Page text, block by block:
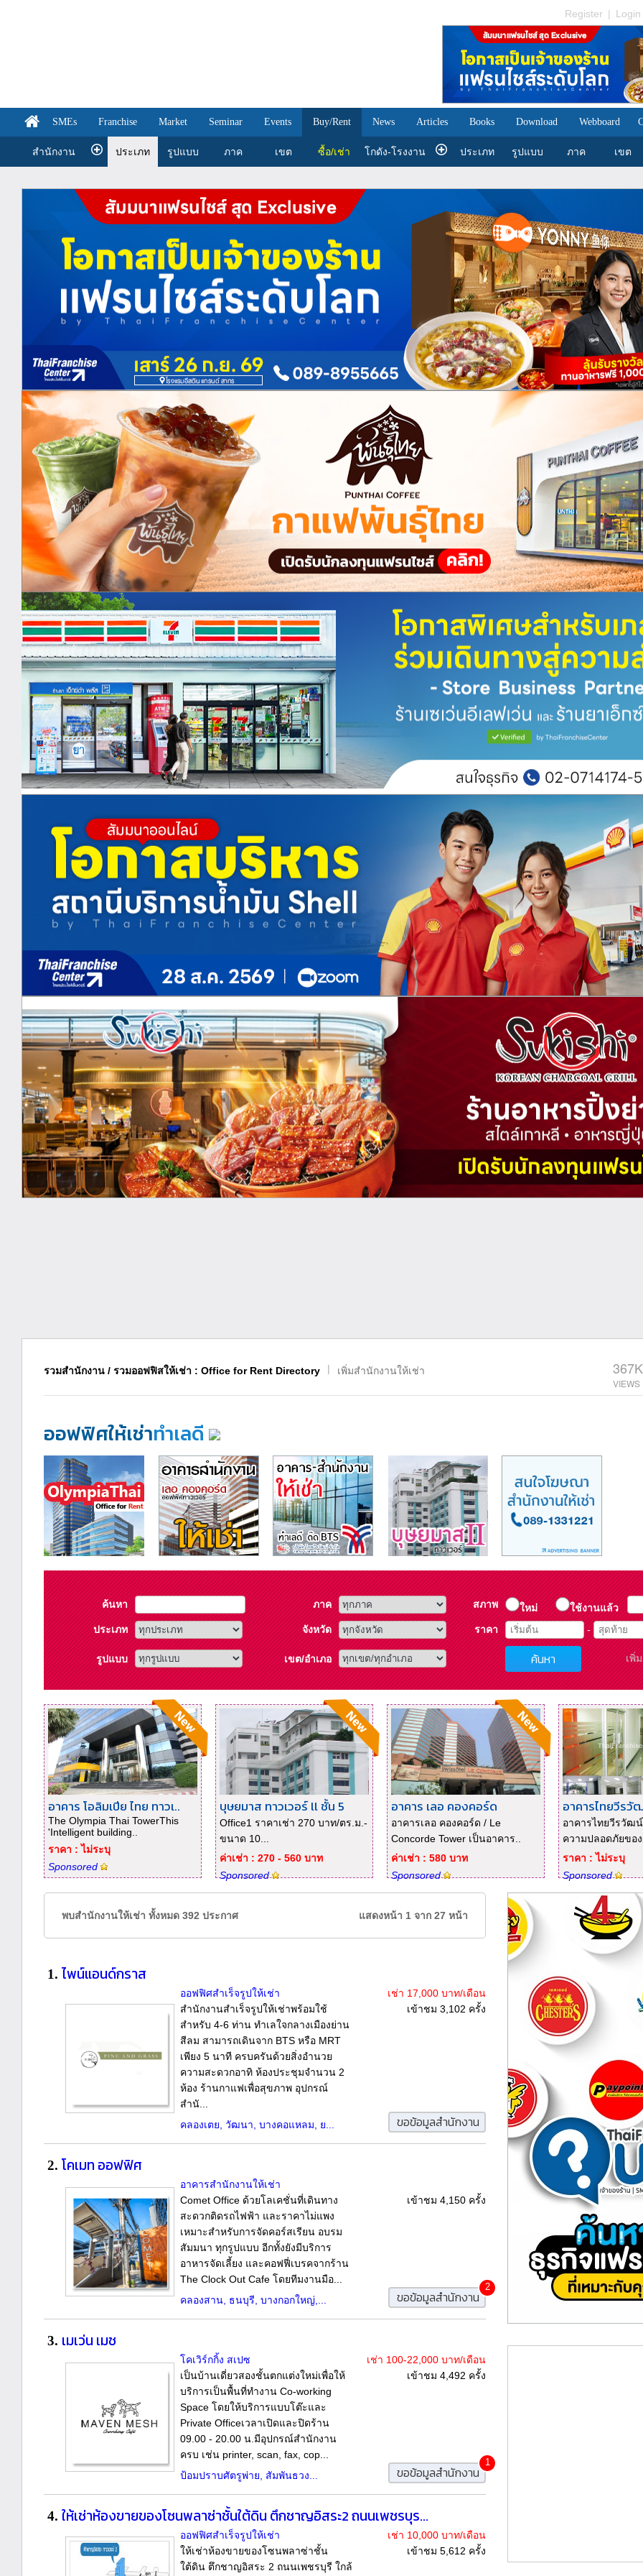
Register | Login
SMEs Franchise Market Seminar Events Buy/Rent News Articles Books Download Webboard
สำนักงาน ประเภท รูปแบบ ภาค เขต ซื้อ/เช่า โกดัง-โรงงาน ประเภท รูปแบบ ภาค เขต
รวมสำนักงาน / รวมออฟฟิสให้เช่า : Office for Rent Directory | เพิ่มสำนักงานให้เช่า 367K
ออฟฟิศให้เช่าทำเลดี
ค้นหา ภาค สภาพ ใหม่
ใช้งานแล้ว
ประเภท
จังหวัด ราคา -
รูปแบบ เขต/อำเภอ ค้นหา เพิ่
อาคาร โอลิมเปีย ไทย ทาวเ..
The Olympia Thai TowerThis
'Intelligent building..
ราคา : ไม่ระบุ
Sponsored
บุษยมาส ทาวเวอร์ ll ชั้น 5
Office1 ราคาเช่า 270 บาท/ตร.ม.-
ขนาด 10...
ค่าเช่า : 270 - 560 บาท
Sponsored
อาคาร เลอ คองคอร์ด
อาคารเลอ คองคอร์ด / Le
Concorde Tower เป็นอาคาร..
ค่าเช่า : 580 บาท
Sponsored
อาคารไทยวีรวั
อาคารไทยวีรวัฒ
ความปลอดภัยขอ
ราคา : ไม่ระบุ
Sponsored
พบสำนักงานให้เช่า ทั้งหมด 392 ประกาศ แสดงหน้า 1 จาก 27 หน้า
1. ไพน์แอนด์กราส
ออฟฟิศสำเร็จรูปให้เช่า
เช่า 17,000 บาท/เดือน
สำนักงานสำเร็จรูปให้เช่าพร้อมใช้
สำหรับ 4-6 ท่าน ทำเลใจกลางเมืองย่าน
สีลม สามารถเดินจาก BTS หรือ MRT
เพียง 5 นาที ครบครันด้วยสิ่งอำนวย
ความสะดวกอาทิ ห้องประชุมจำนวน 2
ห้อง ร้านกาแฟเพื่อสุขภาพ อุปกรณ์
สำนั...
เข้าชม 3,102 ครั้ง
คลองเตย, วัฒนา, บางคอแหลม, ย... ขอข้อมูลสำนักงาน
2. โคเมท ออฟฟิศ
อาคารสำนักงานให้เช่า
Comet Office ด้วยโลเคชั่นที่เดินทาง
สะดวกติดรถไฟฟ้า และราคาไม่แพง
เหมาะสำหรับการจัดคอร์สเรียน อบรม
สัมมนา ทุกรูปแบบ อีกทั้งยังมีบริการ
อาหารจัดเลี้ยง และคอฟฟี่เบรคจากร้าน
The Clock Out Cafe โดยทีมงานมือ...
เข้าชม 4,150 ครั้ง
คลองสาน, ธนบุรี, บางกอกใหญ่,...
2
ขอข้อมูลสำนักงาน
3. เมเว่น เมช
โคเวิร์กกิ้ง สเปซ
เช่า 100-22,000 บาท/เดือน
เป็นบ้านเดี่ยวสองชั้นตกแต่งใหม่เพื่อให้
บริการเป็นพื้นที่ทำงาน Co-working
Space โดยให้บริการแบบโต๊ะและ
Private Officeเวลาเปิดและปิดร้าน
09.00 - 20.00 น.มีอุปกรณ์สำนักงาน
ครบ เช่น printer, scan, fax, cop...
เข้าชม 4,492 ครั้ง
ป้อมปราบศัตรูพ่าย, สัมพันธวง...
1
ขอข้อมูลสำนักงาน
4. ให้เช่าห้องขายของโซนพลาซ่าชั้นใต้ดิน ตึกชาญอิสระ2 ถนนเพชรบุร...
ออฟฟิศสำเร็จรูปให้เช่า
เช่า 10,000 บาท/เดือน
ให้เช่าห้องขายของโซนพลาซ่าชั้น
ใต้ดิน ตึกชาญอิสระ 2 ถนนเพชรบุรี ใกล้
เข้าชม 5,612 ครั้ง